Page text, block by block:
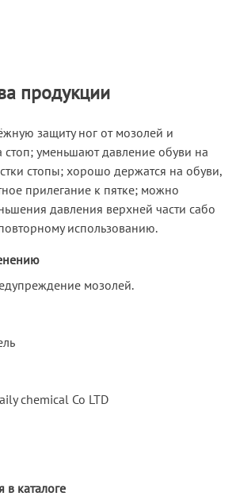
продукции
защиту ног от мозолей и
стоп; уменьшают давление обуви на
стопы; хорошо держатся на обуви,
прилегание к пятке; можно
давления верхней части сабо
использованию.
мозолей.
chemical Co LTD
в каталоге